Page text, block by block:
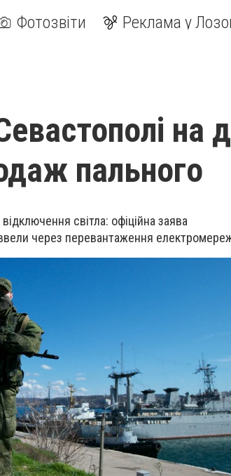
Фотозвіти Реклама у
на
пального
світла: офіційна заява
через перевантаження